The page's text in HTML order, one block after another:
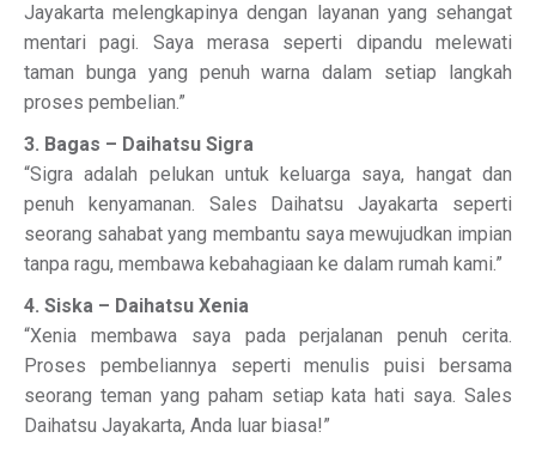
Jayakarta melengkapinya dengan layanan yang sehangat
mentari pagi. Saya merasa seperti dipandu melewati
taman bunga yang penuh warna dalam setiap langkah
proses pembelian.”
3. Bagas – Daihatsu Sigra
“Sigra adalah pelukan untuk keluarga saya, hangat dan
penuh kenyamanan. Sales Daihatsu Jayakarta seperti
seorang sahabat yang membantu saya mewujudkan impian
tanpa ragu, membawa kebahagiaan ke dalam rumah kami.”
4. Siska – Daihatsu Xenia
“Xenia membawa saya pada perjalanan penuh cerita.
Proses pembeliannya seperti menulis puisi bersama
seorang teman yang paham setiap kata hati saya. Sales
Daihatsu Jayakarta, Anda luar biasa!”